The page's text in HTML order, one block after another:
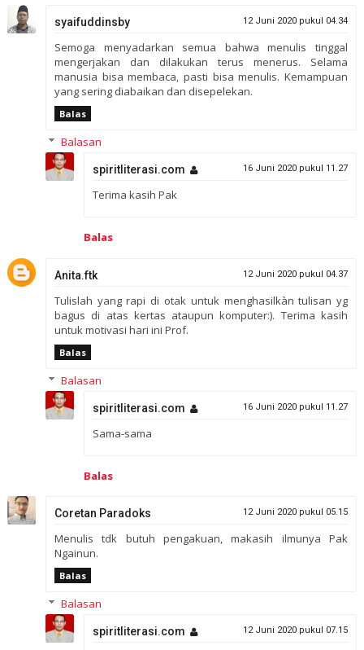
syaifuddinsby 12 Juni 2020 pukul 04.34
Semoga menyadarkan semua bahwa menulis tinggal
mengerjakan dan dilakukan terus menerus. Selama
manusia bisa membaca, pasti bisa menulis. Kemampuan
yang sering diabaikan dan disepelekan.
Balas
Balasan
spiritliterasi.com 16 Juni 2020 pukul 11.27
Terima kasih Pak
Balas
Anita.ftk 12 Juni 2020 pukul 04.37
Tulislah yang rapi di otak untuk menghasilkàn tulisan yg
bagus di atas kertas ataupun komputer:). Terima kasih
untuk motivasi hari ini Prof.
Balas
Balasan
spiritliterasi.com 16 Juni 2020 pukul 11.27
Sama-sama
Balas
Coretan Paradoks 12 Juni 2020 pukul 05.15
Menulis tdk butuh pengakuan, makasih ilmunya Pak
Ngainun.
Balas
Balasan
spiritliterasi.com 12 Juni 2020 pukul 07.15